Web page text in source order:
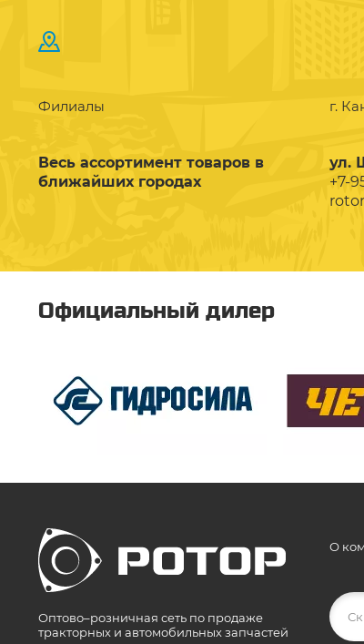
Филиалы
Весь ассортимент товаров в
ближайших городах
г.
ул.
+7-
Официальный дилер
Оптово–розничная сеть по продаже
тракторных и автомобильных запчастей
О